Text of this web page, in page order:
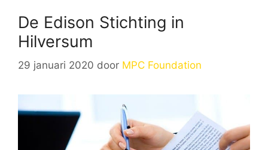
De Edison Stichting in
Hilversum
29 januari 2020 door MPC Foundation